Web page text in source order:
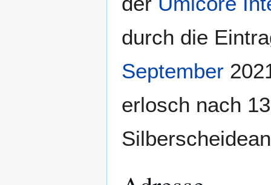
durch die
September
erlosch nach